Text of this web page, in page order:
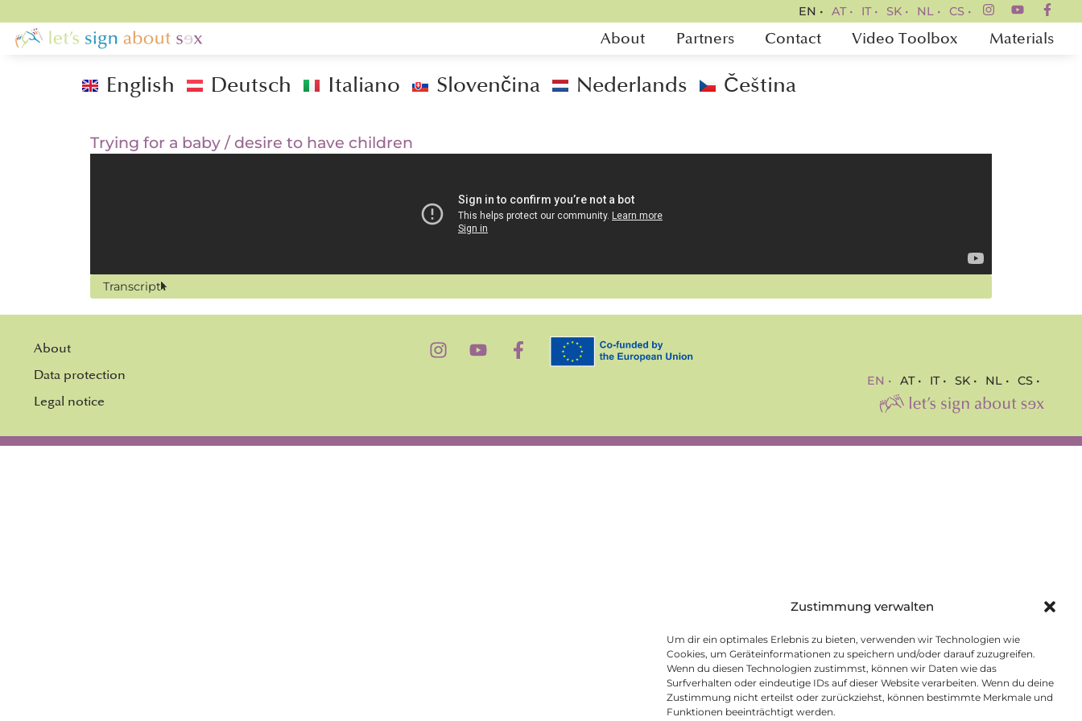
Zustimmung verwalten
Um dir ein optimales Erlebnis zu bieten, verwenden wir Technologien wie
Cookies, um Geräteinformationen zu speichern und/oder darauf zuzugreifen.
Wenn du diesen Technologien zustimmst, können wir Daten wie das
Surfverhalten oder eindeutige IDs auf dieser Website verarbeiten. Wenn du deine
Zustimmung nicht erteilst oder zurückziehst, können bestimmte Merkmale und
Funktionen beeinträchtigt werden.
EN • AT • IT • SK • NL • CS •
About Partners Contact Video Toolbox Materials
English Deutsch Italiano Slovenčina Nederlands Čeština
Trying for a baby / desire to have children
Transcript
About
Data protection
Legal notice
EN • AT • IT • SK • NL • CS •